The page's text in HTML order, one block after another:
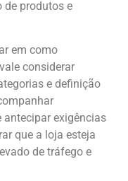
de produtos e
em como
considerar
e definição
exigências
que a loja esteja
de tráfego e